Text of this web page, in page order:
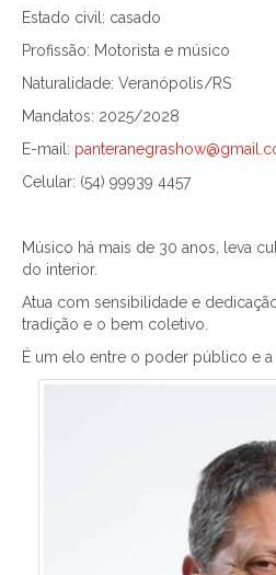
Estado civil: casado
Profissão: Motorista e músico
Naturalidade: Veranópolis/RS
Mandatos: 2025/2028
E-mail:
Celular: (54) 99939 4457
Músico há mais de 30 anos, leva
do interior.
Atua com sensibilidade e
tradição e o bem coletivo.
É um elo entre o poder público e a